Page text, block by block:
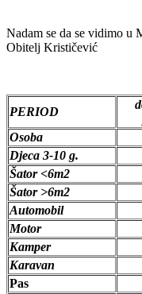
Nadam se da se vidimo u
Obitelj Krističević
PERIOD
Osoba
Djeca 3-10 g.
Šator <6m2
Šator >6m2
Automobil
Motor
Kamper
Karavan
Pas